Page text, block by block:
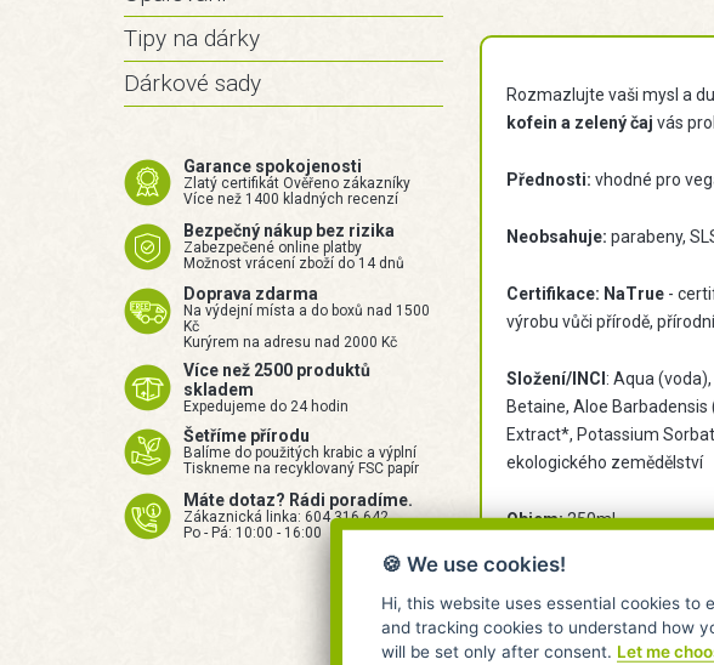
Tipy na dárky
Dárkové sady
Garance spokojenosti
Zlatý certifikát Ověřeno zákazníky
Více než 1400 kladných recenzí
Bezpečný nákup bez rizika
Zabezpečené online platby
Možnost vrácení zboží do 14 dnů
Doprava zdarma
Na výdejní místa a do boxů nad 1500
Kč
Kurýrem na adresu nad 2000 Kč
Více než 2500 produktů
skladem
Expedujeme do 24 hodin
Šetříme přírodu
Balíme do použitých krabic a výplní
Tiskneme na recyklovaný FSC papír
Máte dotaz? Rádi poradíme.
Zákaznická linka: 604 316 642
Po - Pá: 10:00 - 16:00
Rozmazlujte vaši mysl a
kofein a zelený čaj vás
Přednosti: vhodné pro
Neobsahuje: parabeny,
Certifikace: NaTrue-
výrobu vůči přírodě,
Složení/INCI : Aqua
Betaine, Aloe
Extract*, Potassium
ekologického zemědělství
Objem:250ml
Vyrobeno v Německu
🍪 We use cookies!
Hi, this website uses essential cookies to
and tracking cookies to understand how
will be set only after consent. Let me